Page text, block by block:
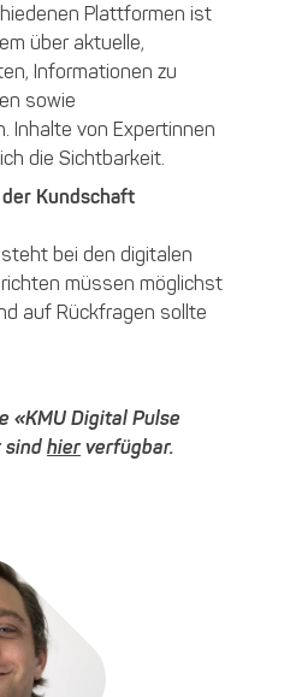
Plattformen ist
über aktuelle,
Informationen zu
sowie
Inhalte von Expertinnen
die Sichtbarkeit
Kundschaft
bei den digitalen
müssen möglichst
auf Rückfragen sollte
«KMU Digital Pulse
sind hier verfügbar.